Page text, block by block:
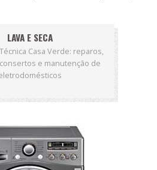
LAVA E SECA
Casa Verde: reparos,
e manutenção de